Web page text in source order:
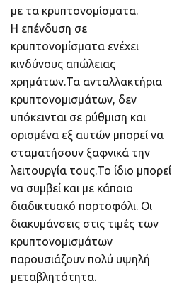
με τα κρυπτονομίσματα.
Η επένδυση σε
κρυπτονομίσματα ενέχει
κινδύνους απώλειας
χρημάτων.Τα ανταλλακτήρια
κρυπτονομισμάτων, δεν
υπόκεινται σε ρύθμιση και
ορισμένα εξ αυτών μπορεί να
σταματήσουν ξαφνικά την
λειτουργία τους.Το ίδιο μπορεί
να συμβεί και με κάποιο
διαδικτυακό πορτοφόλι. Οι
διακυμάνσεις στις τιμές των
κρυπτονομισμάτων
παρουσιάζουν πολύ υψηλή
μεταβλητότητα.